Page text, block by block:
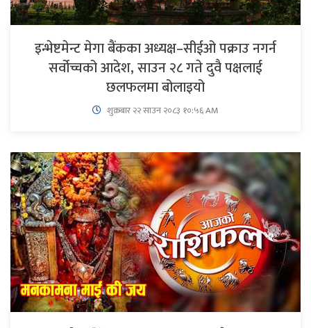
इन्भेष्टमेन्ट मेगा बैंकका अध्यक्ष–सीईओ पक्राउ नगर्न
सर्वोच्चको आदेश, साउन २८ गते दुवै पक्षलाई
छलफलमा बोलाइयो
शुक्रबार​ २२ साउन २०८३ १०:५६ AM